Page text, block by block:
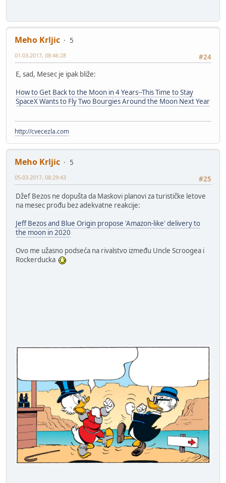
Meho Krljic
5
#24
01-03-2017, 08:46:28
E, sad, Mesec je ipak bliže:
How to Get Back to the Moon in 4 Years--This Time to Stay
SpaceX Wants to Fly Two Bourgies Around the Moon Next Year
http://cvecezla.com
Meho Krljic
5
#25
05-03-2017, 08:29:43
Džef Bezos ne dopušta da Maskovi planovi za turističke letove
na mesec prođu bez adekvatne reakcije:
Jeff Bezos and Blue Origin propose 'Amazon-like' delivery to
the moon in 2020
Ovo me užasno podseća na rivalstvo između Uncle Scroogea i
Rockerducka